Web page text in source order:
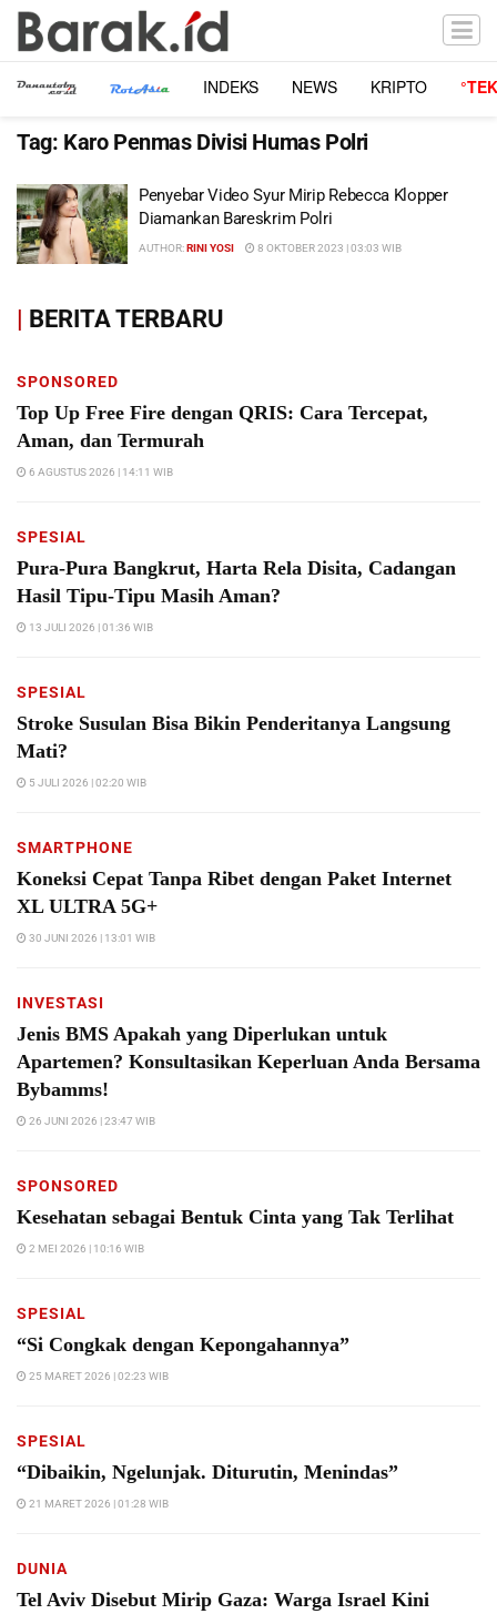
INDEKS NEWS KRIPTO
Tag: Karo Penmas Divisi Humas Polri
Penyebar Video Syur Mirip Rebecca Klopper
Diamankan Bareskrim Polri
AUTHOR:RINI YOSI 8 OKTOBER 2023 | 03:03 WIB
| BERITA TERBARU
SPONSORED
Top Up Free Fire dengan QRIS: Cara Tercepat,
Aman, dan Termurah
6 AGUSTUS 2026 | 14:11 WIB
SPESIAL
Pura-Pura Bangkrut, Harta Rela Disita, Cadangan
Hasil Tipu-Tipu Masih Aman?
13 JULI 2026 | 01:36 WIB
SPESIAL
Stroke Susulan Bisa Bikin Penderitanya Langsung
Mati?
5 JULI 2026 | 02:20 WIB
SMARTPHONE
Koneksi Cepat Tanpa Ribet dengan Paket Internet
XL ULTRA 5G+
30 JUNI 2026 | 13:01 WIB
INVESTASI
Jenis BMS Apakah yang Diperlukan untuk
Apartemen? Konsultasikan Keperluan Anda Bersama
Bybamms!
26 JUNI 2026 | 23:47 WIB
SPONSORED
Kesehatan sebagai Bentuk Cinta yang Tak Terlihat
2 MEI 2026 | 10:16 WIB
SPESIAL
“Si Congkak dengan Kepongahannya”
25 MARET 2026 | 02:23 WIB
SPESIAL
“Dibaikin, Ngelunjak. Diturutin, Menindas”
21 MARET 2026 | 01:28 WIB
DUNIA
Tel Aviv Disebut Mirip Gaza: Warga Israel Kini